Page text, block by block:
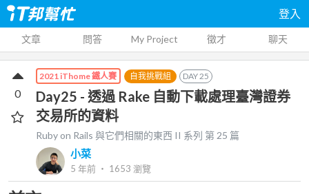
登入
文章 問答 My Project 徵才 聊天
2021 iThome 鐵人賽 自我挑戰組 DAY25
Day25 - 透過 Rake 自動下載處理臺灣證券
交易所的資料
Ruby on Rails 與它們相關的東西 II 系列 第25 篇
小菜
5 年前 ‧ 1653 瀏覽
0